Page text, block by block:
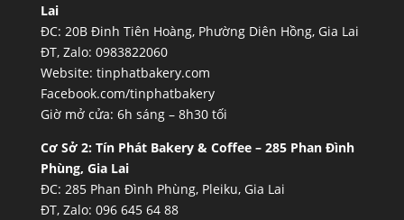
Lai
ĐC: 20B Đinh Tiên Hoàng, Phường Diên Hồng, Gia Lai
ĐT, Zalo: 0983822060
Website: tinphatbakery.com
Facebook.com/tinphatbakery
Giờ mở cửa: 6h sáng – 8h30 tối
Cơ Sở 2: Tín Phát Bakery & Coffee – 285 Phan Đình
Phùng, Gia Lai
ĐC: 285 Phan Đình Phùng, Pleiku, Gia Lai
ĐT, Zalo: 096 645 64 88